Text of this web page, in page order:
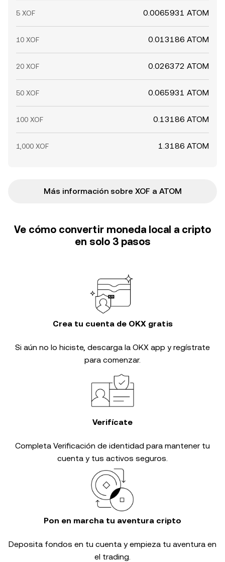
5 XOF 0.0065931 ATOM
10 XOF 0.013186 ATOM
20 XOF 0.026372 ATOM
50 XOF 0.065931 ATOM
100 XOF 0.13186 ATOM
1,000 XOF 1.3186 ATOM
Más información sobre XOF a ATOM
Ve cómo convertir moneda local a cripto
en solo 3 pasos
Crea tu cuenta de OKX gratis
Si aún no lo hiciste, descarga la OKX app y regístrate
para comenzar.
Verifícate
Completa Verificación de identidad para mantener tu
cuenta y tus activos seguros.
Pon en marcha tu aventura cripto
Deposita fondos en tu cuenta y empieza tu aventura en
el trading.